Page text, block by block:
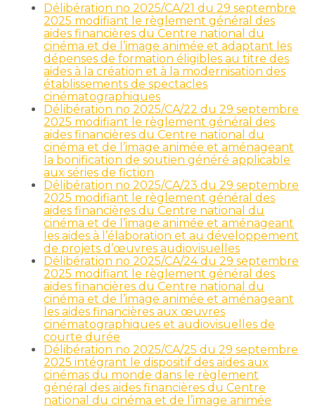
Délibération no 2025/CA/21 du 29 septembre
2025 modifiant le règlement général des
aides financières du Centre national du
cinéma et de l’image animée et adaptant les
dépenses de formation éligibles au titre des
aides à la création et à la modernisation des
établissements de spectacles
cinématographiques
Délibération no 2025/CA/22 du 29 septembre
2025 modifiant le règlement général des
aides financières du Centre national du
cinéma et de l’image animée et aménageant
la bonification de soutien généré applicable
aux séries de fiction
Délibération no 2025/CA/23 du 29 septembre
2025 modifiant le règlement général des
aides financières du Centre national du
cinéma et de l’image animée et aménageant
les aides à l’élaboration et au développement
de projets d’œuvres audiovisuelles
Délibération no 2025/CA/24 du 29 septembre
2025 modifiant le règlement général des
aides financières du Centre national du
cinéma et de l’image animée et aménageant
les aides financières aux œuvres
cinématographiques et audiovisuelles de
courte durée
Délibération no 2025/CA/25 du 29 septembre
2025 intégrant le dispositif des aides aux
cinémas du monde dans le règlement
général des aides financières du Centre
national du cinéma et de l’image animée